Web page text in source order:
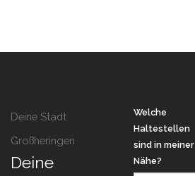
Deine Stadt
Großheringen
Deine
Welche
Haltestellen
sind in meiner
Nähe?